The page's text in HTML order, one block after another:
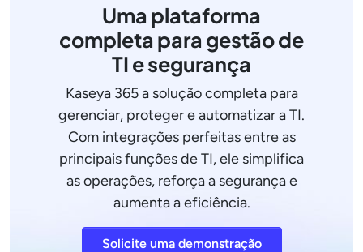
Uma plataforma
completa para gestão de
TI e segurança
Kaseya 365 a solução completa para
gerenciar, proteger e automatizar a TI.
Com integrações perfeitas entre as
principais funções de TI, ele simplifica
as operações, reforça a segurança e
aumenta a eficiência.
Solicite uma demonstração